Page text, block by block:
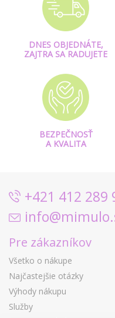
DNES OBJEDNÁTE,
ZAJTRA SA RADUJETE
BEZPEČNOSŤ
A KVALITA
+421 412 289
Pre zákazníkov
Všetko o nákupe
Najčastejšie otázky
Výhody nákupu
Služby